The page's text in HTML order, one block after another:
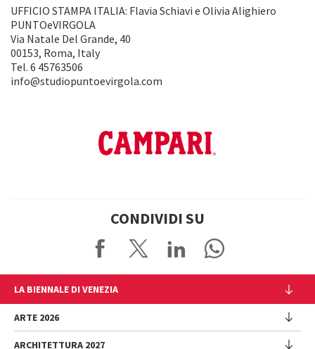
UFFICIO STAMPA ITALIA: Flavia Schiavi e Olivia Alighiero
PUNTOeVIRGOLA
Via Natale Del Grande, 40
00153, Roma, Italy
Tel. 6 45763506
info@studiopuntoevirgola.com
CONDIVIDI SU
LA BIENNALE DI VENEZIA
L'Istituzione
Cariche istituzionali
ARTE 2026
ARCHITETTURA 2027